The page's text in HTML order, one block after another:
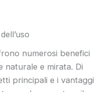
numerosi benefici
naturale e mirata. Di
principali e i vantaggi